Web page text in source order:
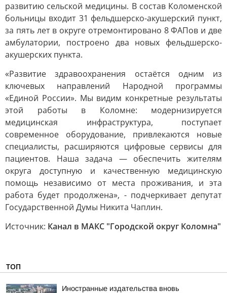
развитию сельской медицины. В состав Коломенской
больницы входит 31 фельдшерско-акушерский пункт,
за пять лет в округе отремонтировано 8 ФАПов и две
амбулатории, построено два новых фельдшерско-
акушерских пункта.
«Развитие здравоохранения остаётся одним из
ключевых направлений Народной программы
«Единой России». Мы видим конкретные результаты
этой работы в Коломне: модернизируется
медицинская инфраструктура, поступает
современное оборудование, привлекаются новые
специалисты, расширяются цифровые сервисы для
пациентов. Наша задача — обеспечить жителям
округа доступную и качественную медицинскую
помощь независимо от места проживания, и эта
работа будет продолжена», - подчеркивает депутат
Государственной Думы Никита Чаплин.
Источник: Канал в МАКС "Городской округ Коломна"
ТОП
Иностранные издательства вновь